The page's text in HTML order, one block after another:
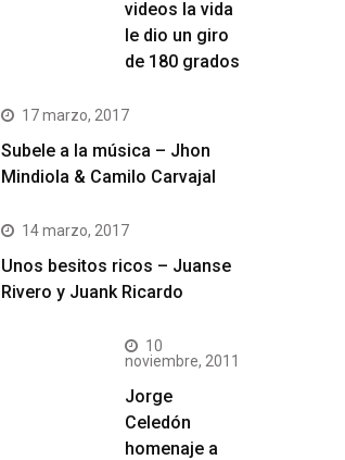
videos la vida
le dio un giro
de 180 grados
17 marzo, 2017
Subele a la música – Jhon
Mindiola & Camilo Carvajal
14 marzo, 2017
Unos besitos ricos – Juanse
Rivero y Juank Ricardo
10
noviembre, 2011
Jorge
Celedón
homenaje a